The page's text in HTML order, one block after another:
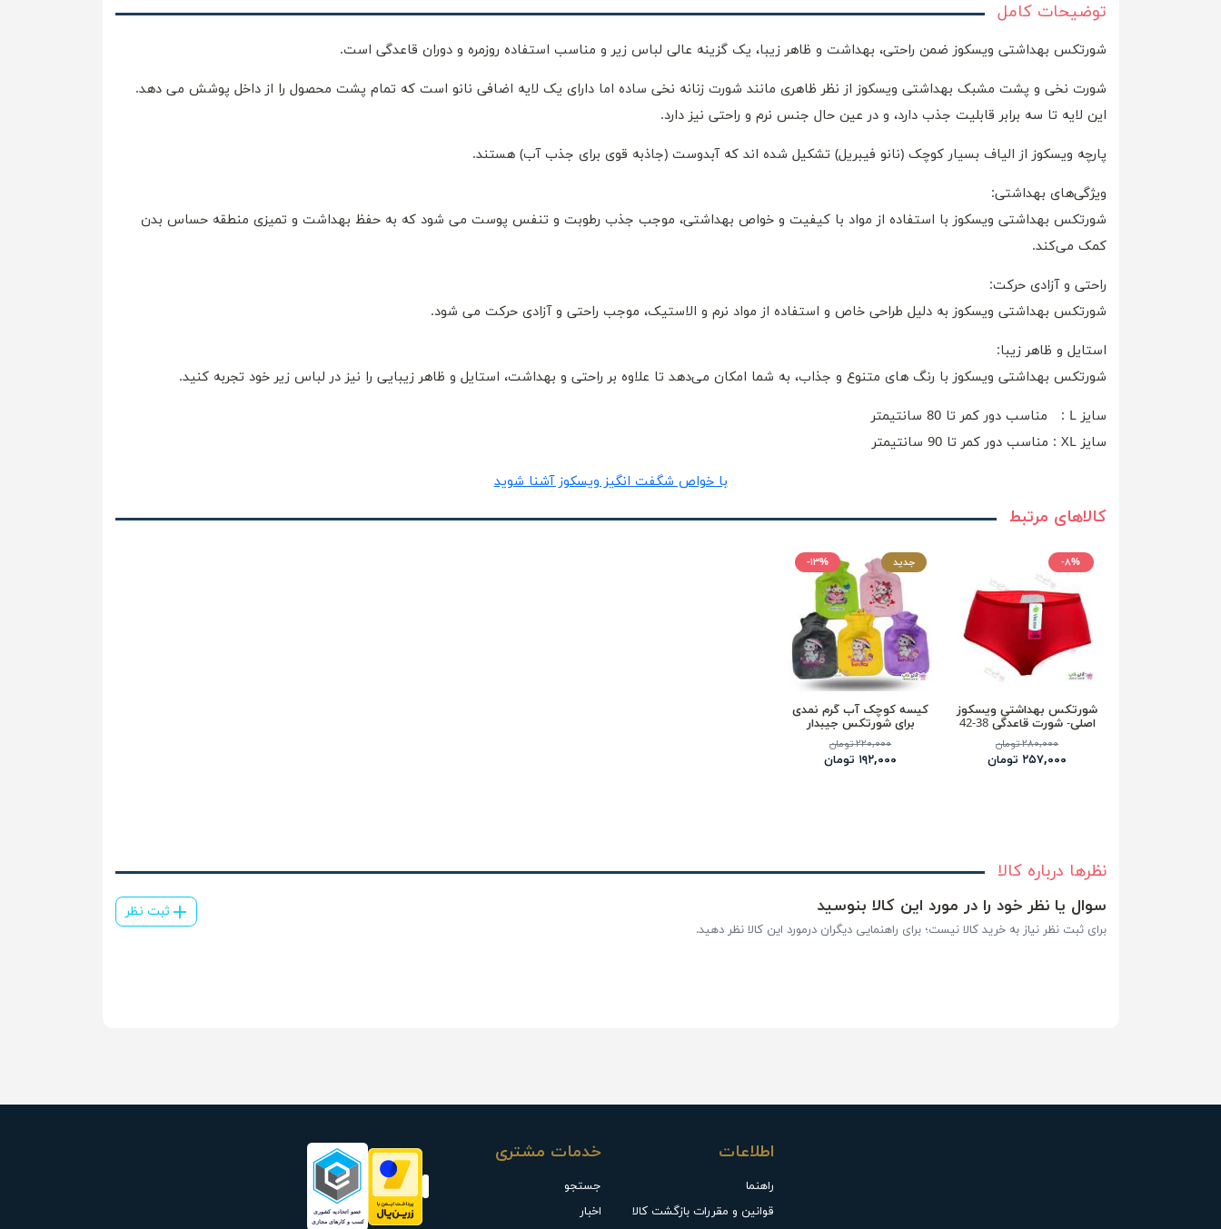
توضیحات کامل
شورتکس بهداشتی ویسکوز ضمن راحتی، بهداشت و ظاهر زیبا، یک گزینه عالی لباس زیر و مناسب استفاده روزمره و دوران قاعدگی است.
شورت نخی و پشت مشبک بهداشتی ویسکوز از نظر ظاهری مانند شورت زنانه نخی ساده اما دارای یک لایه اضافی نانو است که تمام پشت محصول را از داخل پوشش می دهد.
این لایه تا سه برابر قابلیت جذب دارد، و در عین حال جنس نرم و راحتی نیز دارد.
پارچه ویسکوز از الیاف بسیار کوچک (نانو فیبریل) تشکیل شده اند که آبدوست (جاذبه قوی برای جذب آب) هستند.
ویژگی‌های بهداشتی:
شورتکس بهداشتی ویسکوز با استفاده از مواد با کیفیت و خواص بهداشتی، موجب جذب رطوبت و تنفس پوست می شود که به حفظ بهداشت و تمیزی منطقه حساس بدن
کمک می‌کند.
راحتی و آزادی حرکت:
شورتکس بهداشتی ویسکوز به دلیل طراحی خاص و استفاده از مواد نرم و الاستیک، موجب راحتی و آزادی حرکت می شود.
استایل و ظاهر زیبا:
شورتکس بهداشتی ویسکوز با رنگ های متنوع و جذاب، به شما امکان می‌دهد تا علاوه بر راحتی و بهداشت، استایل و ظاهر زیبایی را نیز در لباس زیر خود تجربه کنید.
سایز L : مناسب دور کمر تا 80 سانتیمتر
سایز XL : مناسب دور کمر تا 90 سانتیمتر
با خواص شگفت انگیز ویسکوز آشنا شوید
کالاهای مرتبط
-۸%
شورتکس بهداشتی ویسکوز
اصلی- شورت قاعدگی 38-42
۲۸۰,۰۰۰ تومان
۲۵۷,۰۰۰ تومان
جدید -۱۳%
کیسه کوچک آب گرم نمدی
برای شورتکس جیبدار
۲۲۰,۰۰۰ تومان
۱۹۲,۰۰۰ تومان
نظرها درباره کالا
سوال یا نظر خود را در مورد این کالا بنوسید
برای ثبت نظر نیاز به خرید کالا نیست؛ برای راهنمایی دیگران درمورد این کالا نظر دهید.
ثبت نظر
اطلاعات
راهنما
قوانین و مقررات بازگشت کالا
خدمات مشتری
جستجو
اخبار